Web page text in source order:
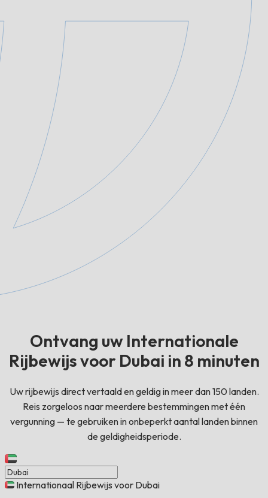
Ontvang uw Internationale
Rijbewijs voor Dubai in 8 minuten
Uw rijbewijs direct vertaald en geldig in meer dan 150 landen.
Reis zorgeloos naar meerdere bestemmingen met één
vergunning — te gebruiken in onbeperkt aantal landen binnen
de geldigheidsperiode.
Internationaal Rijbewijs voor Dubai